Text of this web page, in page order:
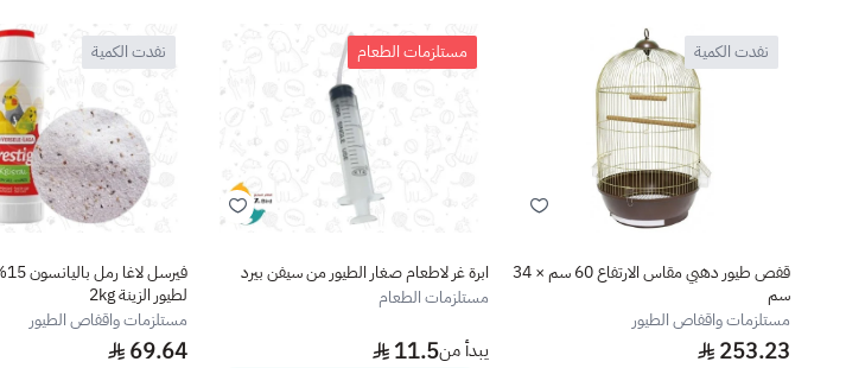
نفدت الكمية
قفص طيور دهبي مقاس الارتفاع 60 سم × 34
سم
مستلزمات واقفاص الطيور
253.23
مستلزمات الطعام
ابرة غر لاطعام صغار الطيور من سيفن بيرد
مستلزمات الطعام
يبدأ من11.5
نفدت الكمية
لطيور الزينة 2kg
مستلزمات واقفاص الطيور
69.64